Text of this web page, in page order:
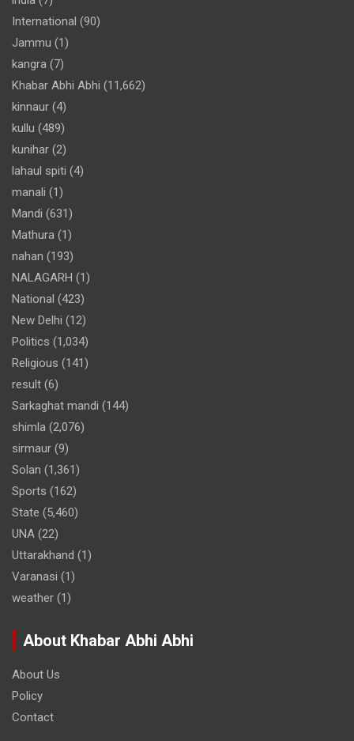
International (90)
Jammu (1)
kangra (7)
Khabar Abhi Abhi (11,662)
kinnaur (4)
kullu (489)
kunihar (2)
lahaul spiti (4)
manali (1)
Mandi (631)
Mathura (1)
nahan (193)
NALAGARH (1)
National (423)
New Delhi (12)
Politics (1,034)
Religious (141)
result (6)
Sarkaghat mandi (144)
shimla (2,076)
sirmaur (9)
Solan (1,361)
Sports (162)
State (5,460)
UNA (22)
Uttarakhand (1)
Varanasi (1)
weather (1)
About Khabar Abhi Abhi
About Us
Policy
Contact